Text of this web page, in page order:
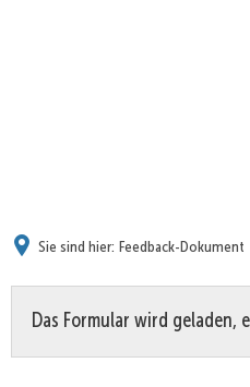
Sie sind hier: Feedback-Dokument
Das Formular wird geladen,